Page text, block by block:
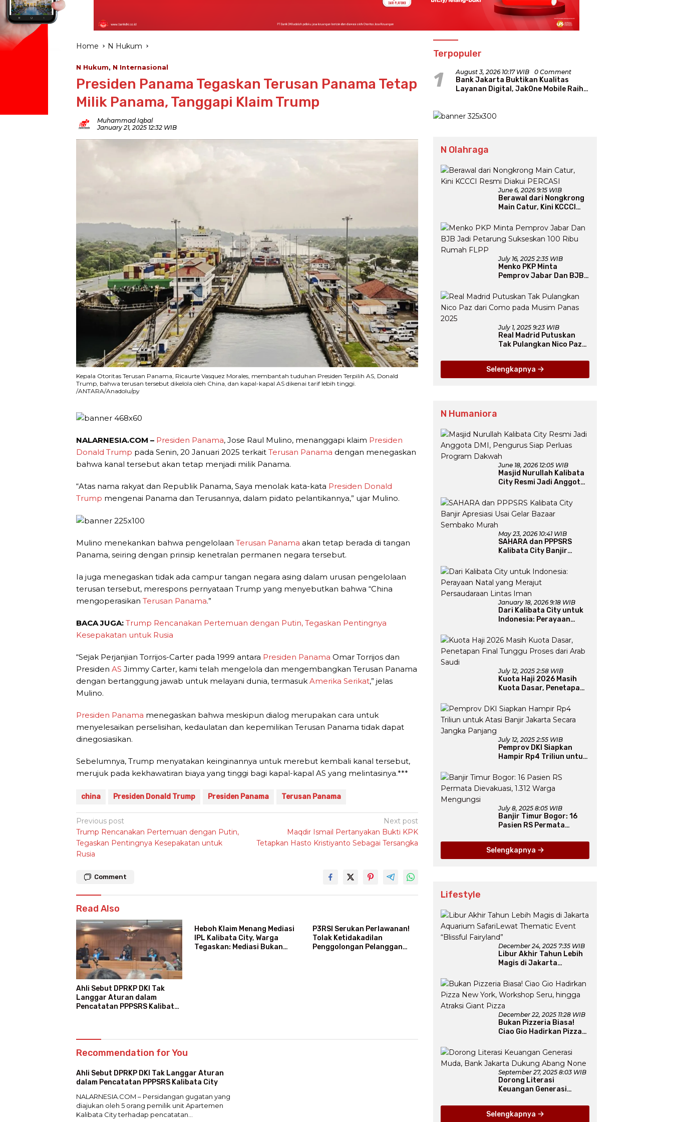
Home N Hukum
N Hukum, N Internasional
Presiden Panama Tegaskan Terusan Panama Tetap
Milik Panama, Tanggapi Klaim Trump
Muhammad Iqbal
January 21, 2025 12:32 WIB
Kepala Otoritas Terusan Panama, Ricaurte Vasquez Morales, membantah tuduhan Presiden Terpilih AS, Donald
Trump, bahwa terusan tersebut dikelola oleh China, dan kapal-kapal AS dikenai tarif lebih tinggi.
/ANTARA/Anadolu/py
NALARNESIA.COM – Presiden Panama, Jose Raul Mulino, menanggapi klaim Presiden
Donald Trump pada Senin, 20 Januari 2025 terkait Terusan Panama dengan menegaskan
bahwa kanal tersebut akan tetap menjadi milik Panama.
“Atas nama rakyat dan Republik Panama, Saya menolak kata-kata Presiden Donald
Trump mengenai Panama dan Terusannya, dalam pidato pelantikannya,” ujar Mulino.
Mulino menekankan bahwa pengelolaan Terusan Panama akan tetap berada di tangan
Panama, seiring dengan prinsip kenetralan permanen negara tersebut.
Ia juga menegaskan tidak ada campur tangan negara asing dalam urusan pengelolaan
terusan tersebut, merespons pernyataan Trump yang menyebutkan bahwa “China
mengoperasikan Terusan Panama.”
BACA JUGA: Trump Rencanakan Pertemuan dengan Putin, Tegaskan Pentingnya
Kesepakatan untuk Rusia
“Sejak Perjanjian Torrijos-Carter pada 1999 antara Presiden Panama Omar Torrijos dan
Presiden AS Jimmy Carter, kami telah mengelola dan mengembangkan Terusan Panama
dengan bertanggung jawab untuk melayani dunia, termasuk Amerika Serikat,” jelas
Mulino.
Presiden Panama menegaskan bahwa meskipun dialog merupakan cara untuk
menyelesaikan perselisihan, kedaulatan dan kepemilikan Terusan Panama tidak dapat
dinegosiasikan.
Sebelumnya, Trump menyatakan keinginannya untuk merebut kembali kanal tersebut,
merujuk pada kekhawatiran biaya yang tinggi bagi kapal-kapal AS yang melintasinya.***
china Presiden Donald Trump Presiden Panama Terusan Panama
Post
navigation
Previous post
Trump Rencanakan Pertemuan dengan Putin,
Tegaskan Pentingnya Kesepakatan untuk
Rusia
Next post
Maqdir Ismail Pertanyakan Bukti KPK
Tetapkan Hasto Kristiyanto Sebagai Tersangka
Comment
Read Also
Ahli Sebut DPRKP DKI Tak
Langgar Aturan dalam
Pencatatan PPPSRS Kalibata
Heboh Klaim Menang Mediasi
IPL Kalibata City, Warga
Tegaskan: Mediasi Bukan
P3RSI Serukan Perlawanan!
Tolak Ketidakadilan
Penggolongan Pelanggan
Recommendation for You
Ahli Sebut DPRKP DKI Tak Langgar Aturan
dalam Pencatatan PPPSRS Kalibata City
NALARNESIA.COM – Persidangan gugatan yang
diajukan oleh 5 orang pemilik unit Apartemen
Kalibata City terhadap pencatatan…
Terpopuler
1 August 3, 2026 10:17 WIB 0 Comment
Bank Jakarta Buktikan Kualitas
Layanan Digital, JakOne Mobile Raih
N Olahraga
June 6, 2026 9:15 WIB
Berawal dari Nongkrong
Main Catur, Kini KCCCI
July 16, 2025 2:35 WIB
Menko PKP Minta
Pemprov Jabar Dan BJB
100 Ribu Rumah FLPP
July 1, 2025 9:23 WIB
Real Madrid Putuskan
Tak Pulangkan Nico Paz
Panas 2025
Selengkapnya
N Humaniora
June 18, 2026 12:05 WIB
Masjid Nurullah Kalibata
City Resmi Jadi Anggota
Perluas Program Dakwah
May 23, 2026 10:41 WIB
SAHARA dan PPPSRS
Kalibata City Banjir
Bazaar Sembako Murah
January 18, 2026 9:18 WIB
Dari Kalibata City untuk
Indonesia: Perayaan
Persaudaraan Lintas
Iman
July 12, 2025 2:58 WIB
Kuota Haji 2026 Masih
Kuota Dasar, Penetapan
Arab Saudi
July 12, 2025 2:55 WIB
Pemprov DKI Siapkan
Hampir Rp4 Triliun untuk
Secara Jangka Panjang
July 8, 2025 8:05 WIB
Banjir Timur Bogor: 16
Pasien RS Permata
Mengungsi
Selengkapnya
Lifestyle
December 24, 2025 7:35 WIB
Libur Akhir Tahun Lebih
Magis di Jakarta
Thematic Event “Blissful
Fairyland”
December 22, 2025 11:28 WIB
Bukan Pizzeria Biasa!
Ciao Gio Hadirkan Pizza
Seru, hingga Atraksi
Giant Pizza
September 27, 2025 8:03 WIB
Dorong Literasi
Keuangan Generasi
Dukung Abang None
Selengkapnya